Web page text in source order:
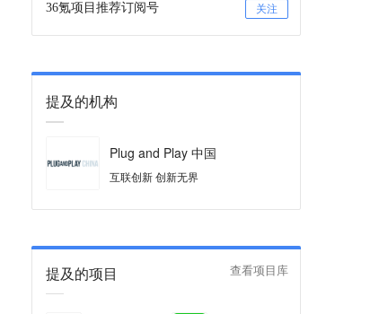
36氪项目推荐订阅号 关注
提及的机构
Plug and Play 中国
互联创新 创新无界
提及的项目 查看项目库